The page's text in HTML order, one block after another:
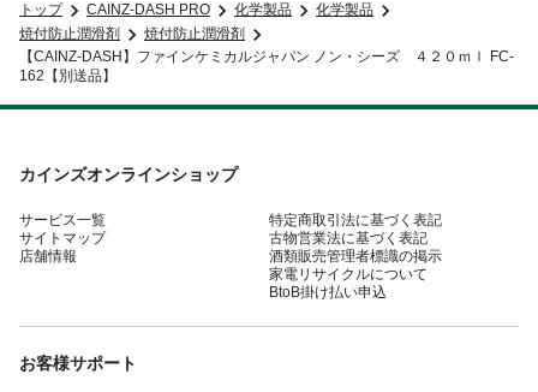
トップ CAINZ-DASH PRO 化学製品
化学製品
焼付防止潤滑剤
焼付防止潤滑剤
【CAINZ-DASH】ファインケミカルジャパン ノン・シーズ ４２０ｍｌ FC-
162【別送品】
カインズオンラインショップ
サービス一覧
サイトマップ
店舗情報
特定商取引法に基づく表記
古物営業法に基づく表記
酒類販売管理者標識の掲示
家電リサイクルについて
BtoB掛け払い申込
お客様サポート